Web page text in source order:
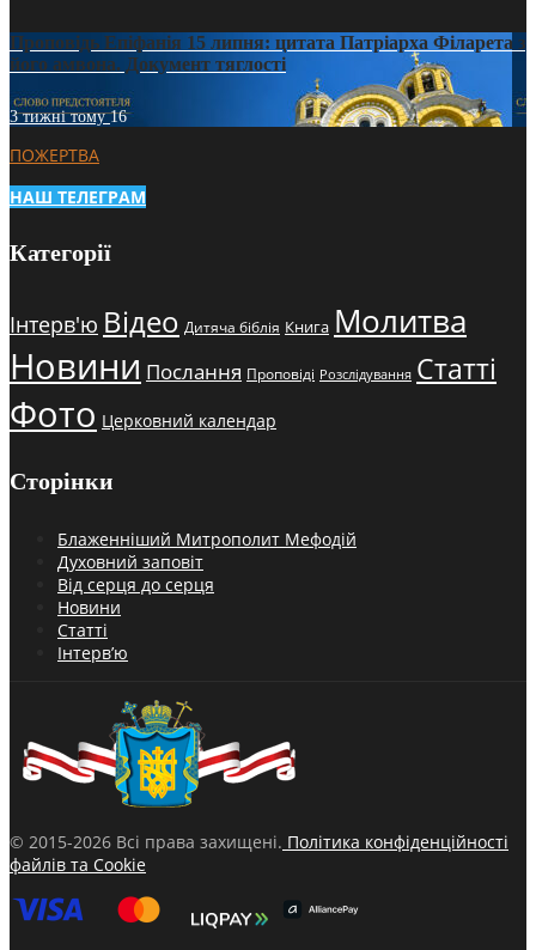
Проповідь Епіфанія 15 липня: цитата Патріарха Філарета з
його амвона. Документ тяглості
3 тижні тому16
ПОЖЕРТВА
НАШ ТЕЛЕГРАМ
Категорії
Інтерв'ю Відео Дитяча біблія Книга Молитва
Новини Послання Проповіді Розслідування Статті
Фото Церковний календар
Сторінки
Блаженніший Митрополит Мефодій
Духовний заповіт
Від серця до серця
Новини
Статті
Інтерв’ю
© 2015-2026 Всі права захищені. Політика конфіденційності
файлів та Cookie